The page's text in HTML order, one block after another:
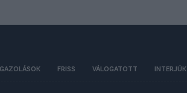
FRISS VÁLOGATOTT INTERJÚK